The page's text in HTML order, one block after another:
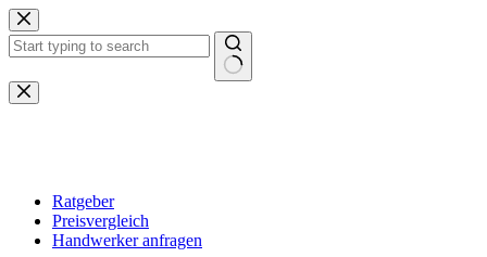
Zum
Inhalt
springen
Keine
Ergebnisse
Ratgeber
Preisvergleich
Handwerker anfragen